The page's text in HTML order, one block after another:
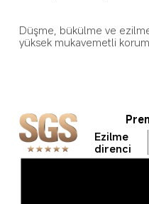
Düşme, bükülme ve
yüksek mukavemetli
Ezilme
direnci